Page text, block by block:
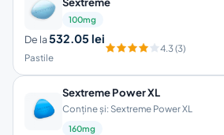
100mg
De la532.05 lei
Pastile
4.3 (3)
Sextreme Power XL
Conține și: Sextreme Power XL
160mg